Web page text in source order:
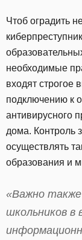
Чтоб оградить
необходимые
входят строгое
подключению к
антивирусного
дома. Контроль
осуществлять
образования и
«Важно
школьников в